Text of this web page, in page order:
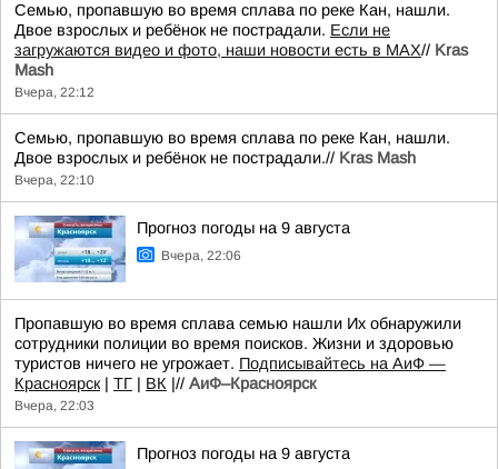
Семью, пропавшую во время сплава по реке Кан, нашли.
Двое взрослых и ребёнок не пострадали. Если не
загружаются видео и фото, наши новости есть в MAX// Kras
Mash
Вчера, 22:12
Семью, пропавшую во время сплава по реке Кан, нашли.
Двое взрослых и ребёнок не пострадали.// Kras Mash
Вчера, 22:10
Прогноз погоды на 9 августа
Вчера, 22:06
Пропавшую во время сплава семью нашли Их обнаружили
сотрудники полиции во время поисков. Жизни и здоровью
туристов ничего не угрожает. Подписывайтесь на АиФ —
Красноярск| ТГ | ВК |// АиФ–Красноярск
Вчера, 22:03
Прогноз погоды на 9 августа